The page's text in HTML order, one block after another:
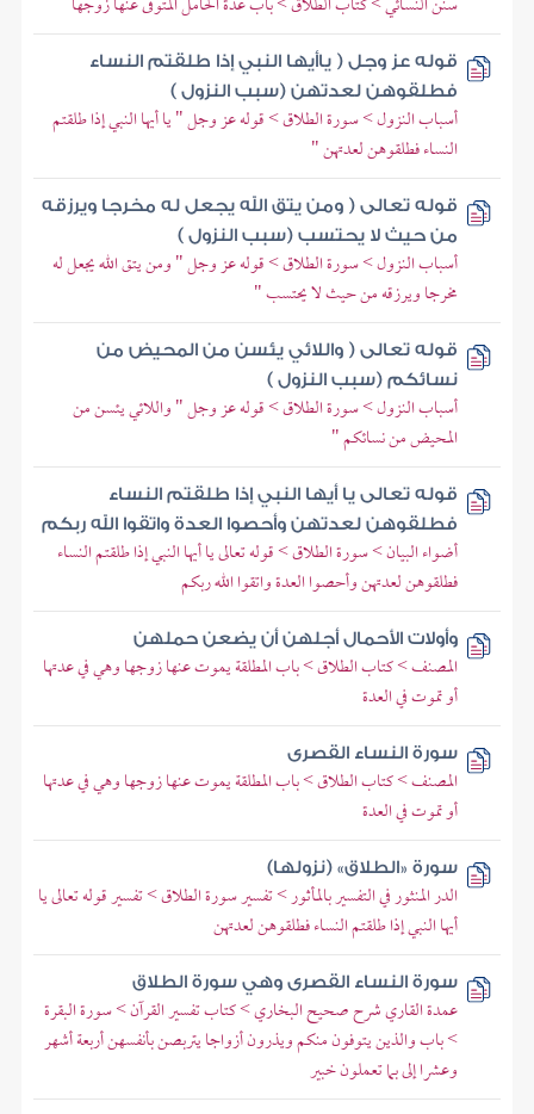
قوله عز وجل ( ياأيها النبي إذا طلقتم النساء
فطلقوهن لعدتهن (سبب النزول )
أسباب النزول > سورة الطلاق > قوله عز وجل " يا أيها النبي إذا طلقتم
النساء فطلقوهن لعدتهن "
قوله تعالى ( ومن يتق الله يجعل له مخرجا ويرزقه
من حيث لا يحتسب (سبب النزول )
أسباب النزول > سورة الطلاق > قوله عز وجل " ومن يتق الله يجعل له
مخرجا ويرزقه من حيث لا يحتسب "
قوله تعالى ( واللائي يئسن من المحيض من
نسائكم (سبب النزول )
أسباب النزول > سورة الطلاق > قوله عز وجل " واللائي يئسن من
المحيض من نسائكم "
قوله تعالى يا أيها النبي إذا طلقتم النساء
فطلقوهن لعدتهن وأحصوا العدة واتقوا الله ربكم
أضواء البيان > سورة الطلاق > قوله تعالى يا أيها النبي إذا طلقتم النساء
فطلقوهن لعدتهن وأحصوا العدة واتقوا الله ربكم
وأولات الأحمال أجلهن أن يضعن حملهن
المصنف > كتاب الطلاق > باب المطلقة يموت عنها زوجها وهي في عدتها
أو تموت في العدة
سورة النساء القصرى
المصنف > كتاب الطلاق > باب المطلقة يموت عنها زوجها وهي في عدتها
أو تموت في العدة
سورة «الطلاق» (نزولها)
الدر المنثور في التفسير بالمأثور > تفسير سورة الطلاق > تفسير قوله تعالى يا
أيها النبي إذا طلقتم النساء فطلقوهن لعدتهن
سورة النساء القصرى وهي سورة الطلاق
عمدة القاري شرح صحيح البخاري > كتاب تفسير القرآن > سورة البقرة
> باب والذين يتوفون منكم ويذرون أزواجا يتربصن بأنفسهن أربعة أشهر
وعشرا إلى بما تعملون خبير